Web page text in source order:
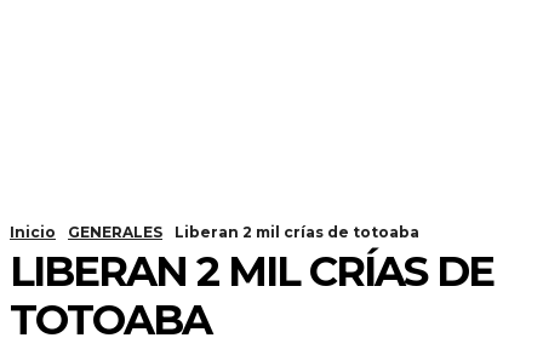
Inicio GENERALES Liberan 2 mil crías de totoaba
LIBERAN 2 MIL CRÍAS DE
TOTOABA